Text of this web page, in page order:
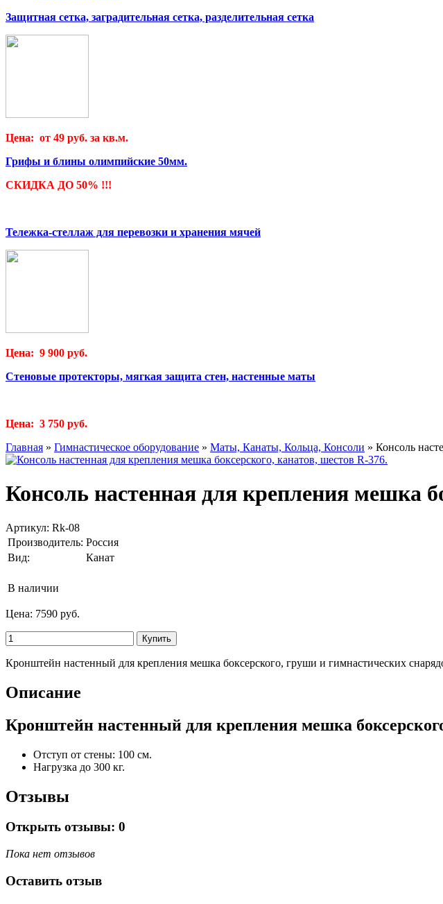
Защитная сетка, заградительная сетка, разделительная сетка
Цена: от 49 руб. за кв.м.
Грифы и блины олимпийские 50мм.
СКИДКА ДО 50% !!!
Тележка-стеллаж для перевозки и хранения мячей
Цена: 9 900 руб.
Стеновые протекторы, мягкая защита стен, настенные маты
Цена: 3 750 руб.
Главная » Гимнастическое оборудование » Маты, Канаты, Кольца, Консоли » Консоль
Консоль настенная для крепления мешка
Артикул: Rk-08
Производитель: Россия
Вид:
Канат
В наличии
Цена: 7590 руб.
Кронштейн настенный для крепления мешка боксерского, груши и гимнастических
Описание
Кронштейн настенный для крепления мешка
Отступ от стены: 100 см.
Нагрузка до 300 кг.
Отзывы
Открыть отзывы: 0
Пока нет отзывов
Оставить отзыв